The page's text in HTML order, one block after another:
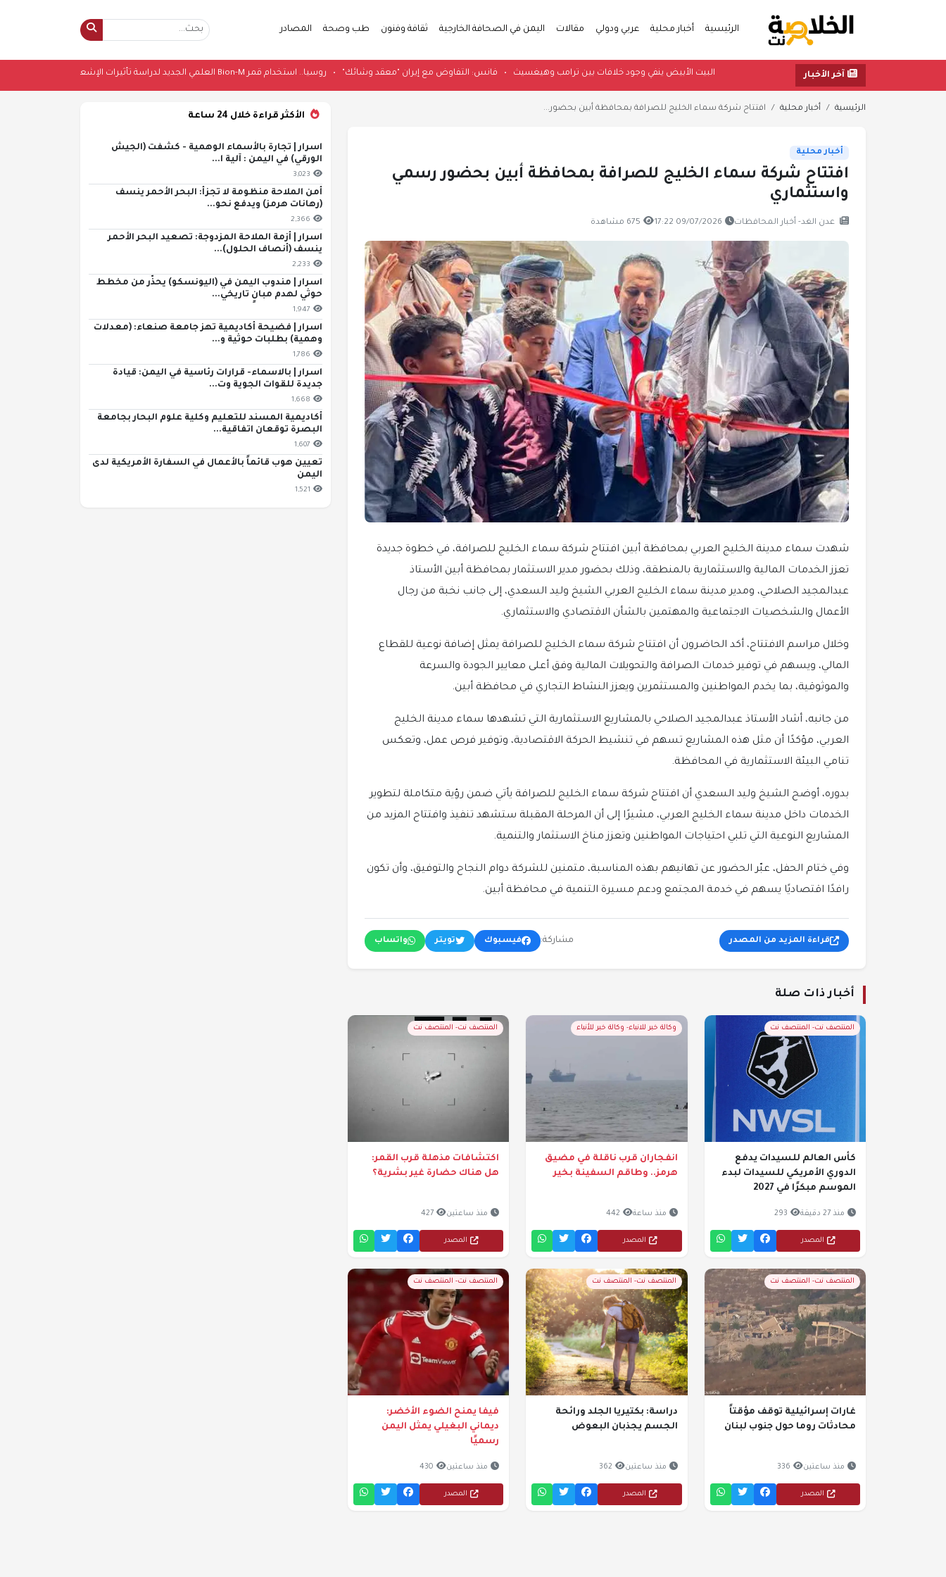
الرئيسية أخبار محلية عربي ودولي مقالات اليمن في الصحافة الخارجية ثقافة وفنون طب وصحة المصادر
آخر الأخبار البيت الأبيض ينفي وجود خلافات بين ترامب وهيغسيث•فانس: التفاوض مع إيران "معقد وشائك"•روسيا.. استخدام قمر Bion-M العلمي الجديد لدراسة تأثيرات الإشعاع الكوني
الرئيسية أخبار محلية افتتاح شركة سماء الخليج للصرافة بمحافظة أبين بحضور...
أخبار محلية
افتتاح شركة سماء الخليج للصرافة بمحافظة أبين بحضور رسمي
واستثماري
عدن الغد- أخبار المحافظات 09/07/2026 17:22 675 مشاهدة
شهدت سماء مدينة الخليج العربي بمحافظة أبين افتتاح شركة سماء الخليج للصرافة، في خطوة جديدة
تعزز الخدمات المالية والاستثمارية بالمنطقة، وذلك بحضور مدير الاستثمار بمحافظة أبين الأستاذ
عبدالمجيد الصلاحي، ومدير مدينة سماء الخليج العربي الشيخ وليد السعدي، إلى جانب نخبة من رجال
الأعمال والشخصيات الاجتماعية والمهتمين بالشأن الاقتصادي والاستثماري.
وخلال مراسم الافتتاح، أكد الحاضرون أن افتتاح شركة سماء الخليج للصرافة يمثل إضافة نوعية للقطاع
المالي، ويسهم في توفير خدمات الصرافة والتحويلات المالية وفق أعلى معايير الجودة والسرعة
والموثوقية، بما يخدم المواطنين والمستثمرين ويعزز النشاط التجاري في محافظة أبين.
من جانبه، أشاد الأستاذ عبدالمجيد الصلاحي بالمشاريع الاستثمارية التي تشهدها سماء مدينة الخليج
العربي، مؤكدًا أن مثل هذه المشاريع تسهم في تنشيط الحركة الاقتصادية، وتوفير فرص عمل، وتعكس
تنامي البيئة الاستثمارية في المحافظة.
بدوره، أوضح الشيخ وليد السعدي أن افتتاح شركة سماء الخليج للصرافة يأتي ضمن رؤية متكاملة لتطوير
الخدمات داخل مدينة سماء الخليج العربي، مشيرًا إلى أن المرحلة المقبلة ستشهد تنفيذ وافتتاح المزيد من
المشاريع النوعية التي تلبي احتياجات المواطنين وتعزز مناخ الاستثمار والتنمية.
وفي ختام الحفل، عبّر الحضور عن تهانيهم بهذه المناسبة، متمنين للشركة دوام النجاح والتوفيق، وأن تكون
رافدًا اقتصاديًا يسهم في خدمة المجتمع ودعم مسيرة التنمية في محافظة أبين.
قراءة المزيد من المصدر مشاركة: فيسبوك تويتر واتساب
أخبار ذات صلة
المنتصف نت- المنتصف نت
كأس العالم للسيدات يدفع
الدوري الأمريكي للسيدات لبدء
الموسم مبكرًا في 2027
منذ 27 دقيقة 293
المصدر
وكالة خبر للانباء- وكالة خبر للأنباء
انفجاران قرب ناقلة في مضيق
هرمز.. وطاقم السفينة بخير
منذ ساعة 442
المصدر
المنتصف نت- المنتصف نت
اكتشافات مذهلة قرب القمر:
هل هناك حضارة غير بشرية؟
منذ ساعتين 427
المصدر
المنتصف نت- المنتصف نت
غارات إسرائيلية توقف مؤقتاً
محادثات روما حول جنوب لبنان
منذ ساعتين 336
المصدر
المنتصف نت- المنتصف نت
دراسة: بكتيريا الجلد ورائحة
الجسم يجذبان البعوض
منذ ساعتين 362
المصدر
المنتصف نت- المنتصف نت
فيفا يمنح الضوء الأخضر:
ديماني البغيلي يمثل اليمن
رسميًا
منذ ساعتين 430
المصدر
الأكثر قراءة خلال 24 ساعة
اسرار | تجارة بالأسماء الوهمية - كشفت (الجيش
الورقي) في اليمن : آلية ا...
3,023
أمن الملاحة منظومة لا تجزأ: البحر الأحمر ينسف
(رهانات هرمز) ويدفع نحو...
2,366
اسرار | أزمة الملاحة المزدوجة: تصعيد البحر الأحمر
ينسف (أنصاف الحلول)...
2,233
اسرار | مندوب اليمن في (اليونسكو) يحذّر من مخطط
حوثي لهدم مبانٍ تاريخي...
1,947
اسرار | فضيحة أكاديمية تهز جامعة صنعاء: (معدلات
وهمية) بطلبات حوثية و...
1,786
اسرار | بالاسماء- قرارات رئاسية في اليمن: قيادة
جديدة للقوات الجوية وت...
1,668
أكاديمية المسند للتعليم وكلية علوم البحار بجامعة
البصرة توقعان اتفاقية...
1,607
تعيين هوب قائماً بالأعمال في السفارة الأمريكية لدى
اليمن
1,521